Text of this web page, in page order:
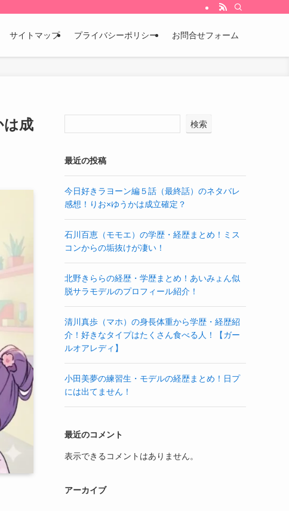
サイトマップ プライバシーポリシー お問合せフォーム
は成
検索
最近の投稿
今日好きラヨーン編５話（最終話）のネタバレ
感想！りお×ゆうかは成立確定？
石川百恵（モモエ）の学歴・経歴まとめ！ミス
コンからの垢抜けが凄い！
北野きららの経歴・学歴まとめ！あいみょん似
脱サラモデルのプロフィール紹介！
清川真歩（マホ）の身長体重から学歴・経歴紹
介！好きなタイプはたくさん食べる人！【ガー
ルオアレディ】
小田美夢の練習生・モデルの経歴まとめ！日プ
には出てません！
最近のコメント
表示できるコメントはありません。
アーカイブ